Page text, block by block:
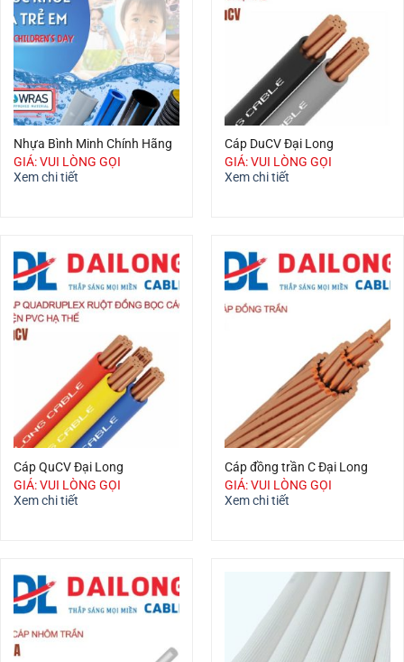
Nhựa Bình Minh Chính Hãng
GIÁ: VUI LÒNG GỌI
Xem chi tiết
Cáp DuCV Đại Long
GIÁ: VUI LÒNG GỌI
Xem chi tiết
Cáp QuCV Đại Long
GIÁ: VUI LÒNG GỌI
Xem chi tiết
Cáp đồng trần C Đại Long
GIÁ: VUI LÒNG GỌI
Xem chi tiết